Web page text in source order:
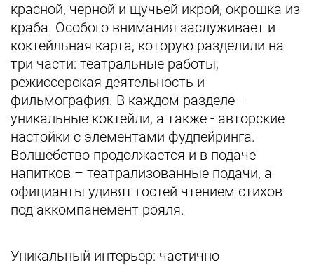
красной, черной и щучьей икрой, окрошка из
краба. Особого внимания заслуживает и
коктейльная карта, которую разделили на
три части: театральные работы,
режиссерская деятельность и
фильмография. В каждом разделе –
уникальные коктейли, а также - авторские
настойки с элементами фудпейринга.
Волшебство продолжается и в подаче
напитков – театрализованные подачи, а
официанты удивят гостей чтением стихов
под аккомпанемент рояля.
Уникальный интерьер: частично